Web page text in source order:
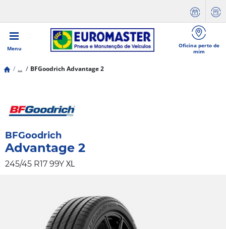
Menu
Oficina perto de
mim
... BFGoodrich Advantage 2
BFGoodrich
Advantage 2
245/45 R17 99Y XL